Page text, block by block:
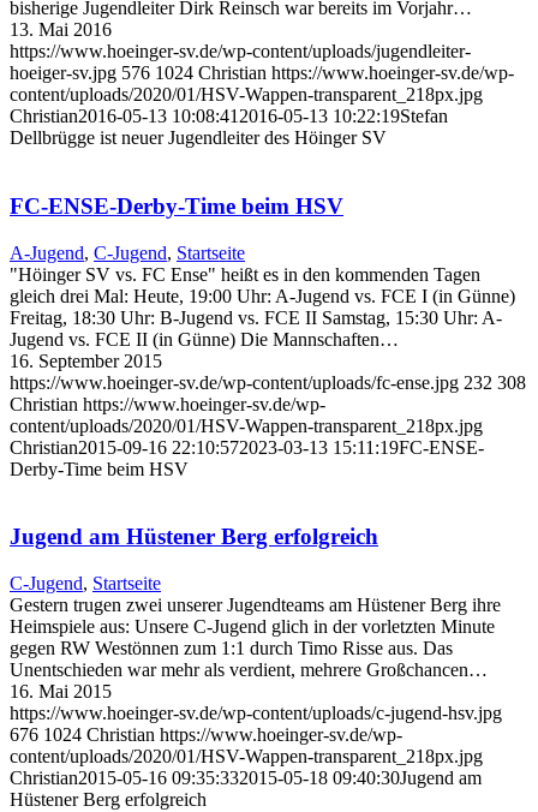
bisherige Jugendleiter Dirk Reinsch war bereits im Vorjahr…
13. Mai 2016
https://www.hoeinger-sv.de/wp-content/uploads/jugendleiter-
hoeiger-sv.jpg 576 1024 Christian https://www.hoeinger-sv.de/wp-
content/uploads/2020/01/HSV-Wappen-transparent_218px.jpg
Christian2016-05-13 10:08:41 2016-05-13 10:22:19Stefan
Dellbrügge ist neuer Jugendleiter des Höinger SV
FC-ENSE-Derby-Time beim HSV
A-Jugend, C-Jugend, Startseite
"Höinger SV vs. FC Ense" heißt es in den kommenden Tagen
gleich drei Mal: Heute, 19:00 Uhr: A-Jugend vs. FCE I (in Günne)
Freitag, 18:30 Uhr: B-Jugend vs. FCE II Samstag, 15:30 Uhr: A-
Jugend vs. FCE II (in Günne) Die Mannschaften…
16. September 2015
https://www.hoeinger-sv.de/wp-content/uploads/fc-ense.jpg 232 308
Christian https://www.hoeinger-sv.de/wp-
content/uploads/2020/01/HSV-Wappen-transparent_218px.jpg
Christian2015-09-16 22:10:572023-03-13 15:11:19FC-ENSE-
Derby-Time beim HSV
Jugend am Hüstener Berg erfolgreich
C-Jugend, Startseite
Gestern trugen zwei unserer Jugendteams am Hüstener Berg ihre
Heimspiele aus: Unsere C-Jugend glich in der vorletzten Minute
gegen RW Westönnen zum 1:1 durch Timo Risse aus. Das
Unentschieden war mehr als verdient, mehrere Großchancen…
16. Mai 2015
https://www.hoeinger-sv.de/wp-content/uploads/c-jugend-hsv.jpg
676 1024 Christian https://www.hoeinger-sv.de/wp-
content/uploads/2020/01/HSV-Wappen-transparent_218px.jpg
Christian2015-05-16 09:35:332015-05-18 09:40:30Jugend am
Hüstener Berg erfolgreich